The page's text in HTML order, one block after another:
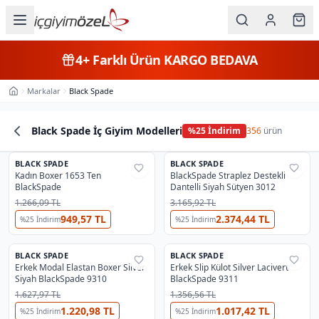
Kategorileri
Erkek
Çocuk
Fantazi
Büyük
Beden
Markalar
4+Farklı Ürün KARGO BEDAVA
Ana SayfaMarkalar Black Spade
Black Spade İç Giyim Modelleri %25İndirim 356 ürün
Ürün Listesi
%25
BLACK SPADE
Kadın Boxer 1653 Ten
BlackSpade
1.266,09 TL
%25 İndirim949,57 TL
%25
BLACK SPADE
BlackSpade Straplez Destekli
Dantelli Siyah Sütyen 3012
3.165,92 TL
%25 İndirim2.374,44 TL
%25
BLACK SPADE
Erkek Modal Elastan Boxer Silver
Siyah BlackSpade 9310
1.627,97 TL
%25 İndirim1.220,98 TL
%25
BLACK SPADE
Erkek Slip Külot Silver Lacivert
BlackSpade 9311
1.356,56 TL
%25 İndirim1.017,42 TL